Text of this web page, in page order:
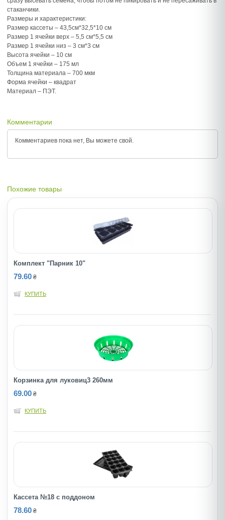
стаканчики.
Размеры и характеристики:
Размер кассеты – 43,5см*32,5*10 см
Размер 1 ячейки верх – 5,5 см*5,5 см
Размер 1 ячейки низ – 3 см*3 см
Высота ячейки – 10 см
Объем 1 ячейки – 175 мл
Толщина материала – 700 мкм
Форма ячейки – квадрат
Материал – ПЭТ.
Комментарии
Комментариев пока нет, Вы можете свой.
Похожие товары
Комплект "Парник 10"
79.60 ₴
КУПИТЬ
Корзинка для луковиц3 260мм
69.00 ₴
КУПИТЬ
Кассета №18 с поддоном
78.60 ₴